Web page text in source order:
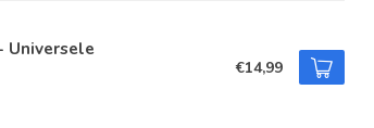
Universele
€14,99